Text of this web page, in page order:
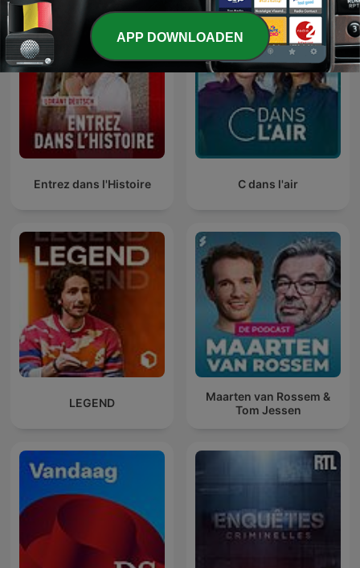
Entrez dans l'Histoire C dans l'air
LEGEND
Maarten van Rossem &
Tom Jessen
APP DOWNLOADEN